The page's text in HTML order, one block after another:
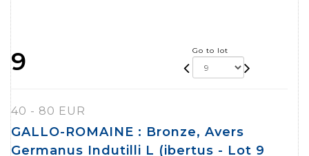
9 Go to lot
40 - 80 EUR
GALLO-ROMAINE : Bronze, Avers
Germanus Indutilli L (ibertus - Lot 9